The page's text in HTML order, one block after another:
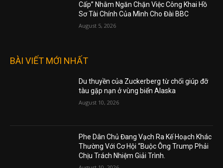
Cấp” Nhằm Ngăn Chặn Việc Công Khai Hồ
Sơ Tài Chính Của Mình Cho Đài BBC
August 5, 2026
BÀI VIẾT MỚI NHẤT
Du thuyền của Zuckerberg từ chối giúp đỡ
tàu gặp nạn ở vùng biển Alaska
August 10, 2026
Phe Dân Chủ Đang Vạch Ra Kế Hoạch Khác
Thường Với Cơ Hội “Buộc Ông Trump Phải
Chịu Trách Nhiệm Giải Trình.